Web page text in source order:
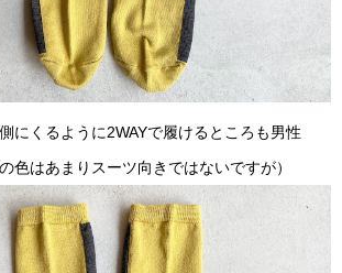
にくるように2WAYで履けるところも男性
色はあまりスーツ向きではないですが）